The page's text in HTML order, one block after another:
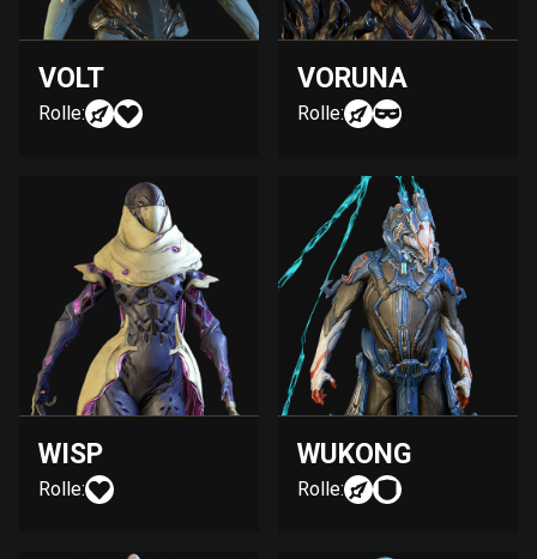
VOLT
Rolle:
VORUNA
Rolle:
WISP
Rolle:
WUKONG
Rolle: